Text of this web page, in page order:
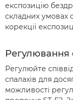
експозицію
складних умовах
корекції
Регулювання
Регулюйте
спалахів для
можливості